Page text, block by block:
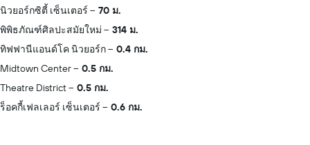
นิวยอร์กซิตี้ เซ็นเตอร์
70 ม.
พิพิธภัณฑ์ศิลปะสมัยใหม่
314 ม.
ทิฟฟานีแอนด์โค นิวยอร์ก
0.4 กม.
Midtown Center
0.5 กม.
Theatre District
0.5 กม.
ร็อคกี้เฟลเลอร์ เซ็นเตอร์
0.6 กม.